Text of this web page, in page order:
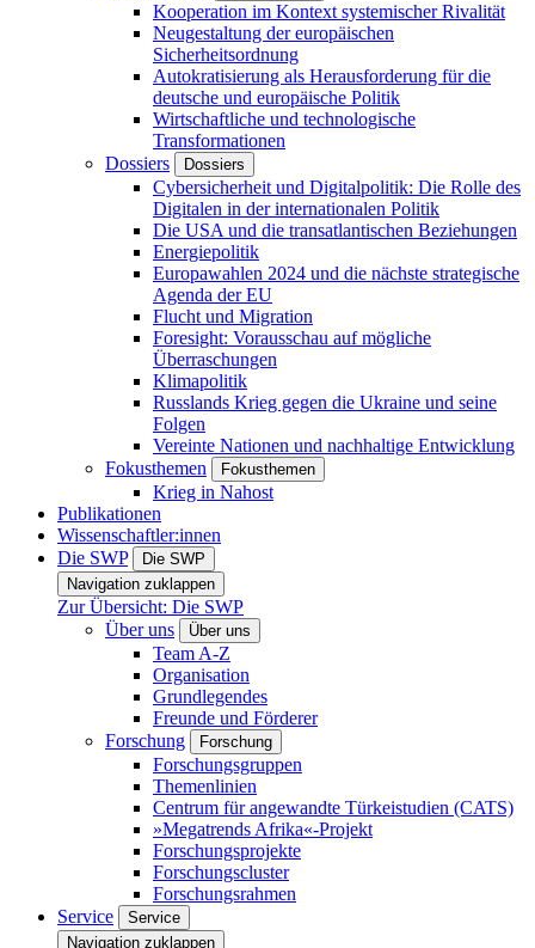
Kooperation im Kontext systemischer Rivalität
Neugestaltung der europäischen
Sicherheitsordnung
Autokratisierung als Herausforderung für die
deutsche und europäische Politik
Wirtschaftliche und technologische
Transformationen
Dossiers
Dossiers
Cybersicherheit und Digitalpolitik: Die Rolle des
Digitalen in der internationalen Politik
Die USA und die transatlantischen Beziehungen
Energiepolitik
Europawahlen 2024 und die nächste strategische
Agenda der EU
Flucht und Migration
Foresight: Vorausschau auf mögliche
Überraschungen
Klimapolitik
Russlands Krieg gegen die Ukraine und seine
Folgen
Vereinte Nationen und nachhaltige Entwicklung
Fokusthemen
Fokusthemen
Krieg in Nahost
Publikationen
Wissenschaftler:innen
Die SWP
Die SWP
Navigation zuklappen
Zur Übersicht: Die SWP
Über uns
Über uns
Team A-Z
Organisation
Grundlegendes
Freunde und Förderer
Forschung
Forschung
Forschungsgruppen
Themenlinien
Centrum für angewandte Türkeistudien (CATS)
»Megatrends Afrika«-Projekt
Forschungsprojekte
Forschungscluster
Forschungsrahmen
Service
Service
Navigation zuklappen